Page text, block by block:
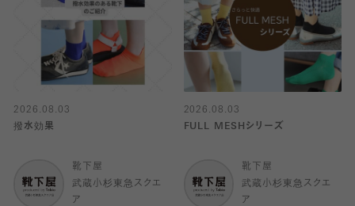
2026.08.03
撥水効果
靴下屋
武蔵小杉東急スクエ
ア
2026.08.03
FULL MESHシリーズ
靴下屋
武蔵小杉東急スクエ
ア